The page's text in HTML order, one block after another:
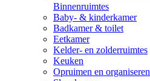
Binnenruimtes
Baby- & kinderkamer
Badkamer & toilet
Eetkamer
Kelder- en zolderruimtes
Keuken
Opruimen en organiseren